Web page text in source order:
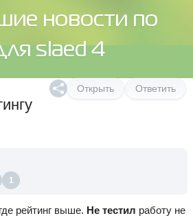
новости по
slaed 4
Открыть Ответить
1
рейтинг выше. Не тестил работу не